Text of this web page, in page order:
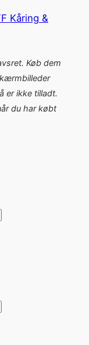
Kåring &
Køb dem
er ikke tilladt.
du har købt